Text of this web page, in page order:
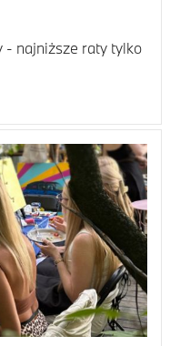
- najniższe raty tylko